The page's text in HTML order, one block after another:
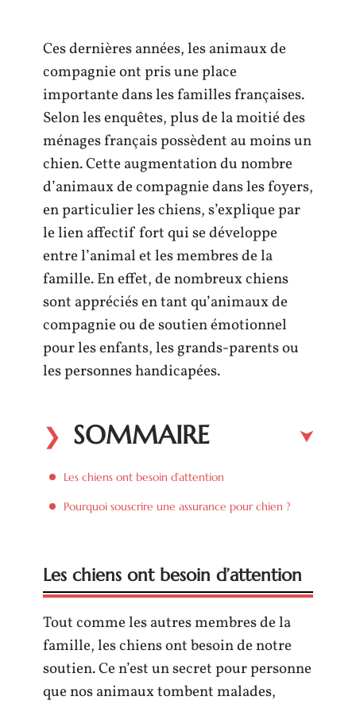
Ces dernières années, les animaux de
compagnie ont pris une place
importante dans les familles françaises.
Selon les enquêtes, plus de la moitié des
ménages français possèdent au moins un
chien. Cette augmentation du nombre
d’animaux de compagnie dans les foyers,
en particulier les chiens, s’explique par
le lien affectif fort qui se développe
entre l’animal et les membres de la
famille. En effet, de nombreux chiens
sont appréciés en tant qu’animaux de
compagnie ou de soutien émotionnel
pour les enfants, les grands-parents ou
les personnes handicapées.
SOMMAIRE
Les chiens ont besoin d’attention
Pourquoi souscrire une assurance pour chien ?
Les chiens ont besoin d’attention
Tout comme les autres membres de la
famille, les chiens ont besoin de notre
soutien. Ce n’est un secret pour personne
que nos animaux tombent malades,